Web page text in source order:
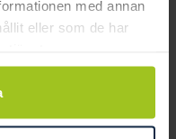
med annan
eller som de har